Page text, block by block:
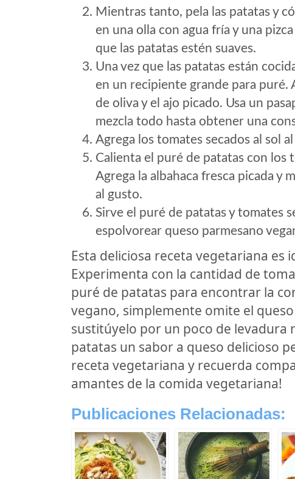
Mientras tanto, pela las patatas y
en una olla con agua fría y una
que las patatas estén suaves.
Una vez que las patatas están
en un recipiente grande para puré.
de oliva y el ajo picado. Usa un
mezcla todo hasta obtener una
Agrega los tomates secados al sol
Calienta el puré de patatas con los
Agrega la albahaca fresca picada y
al gusto.
Sirve el puré de patatas y tomates
espolvorear queso parmesano
Esta deliciosa receta vegetariana
Experimenta con la cantidad de
puré de patatas para encontrar la
vegano, simplemente omite el
sustitúyelo por un poco de levadura
patatas un sabor a queso delicioso
receta vegetariana y recuerda
amantes de la comida vegetariana!
Publicaciones Relacionadas: